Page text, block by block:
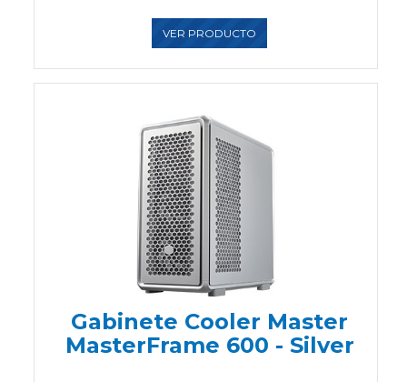
VER PRODUCTO
Gabinete Cooler Master
MasterFrame 600 - Silver